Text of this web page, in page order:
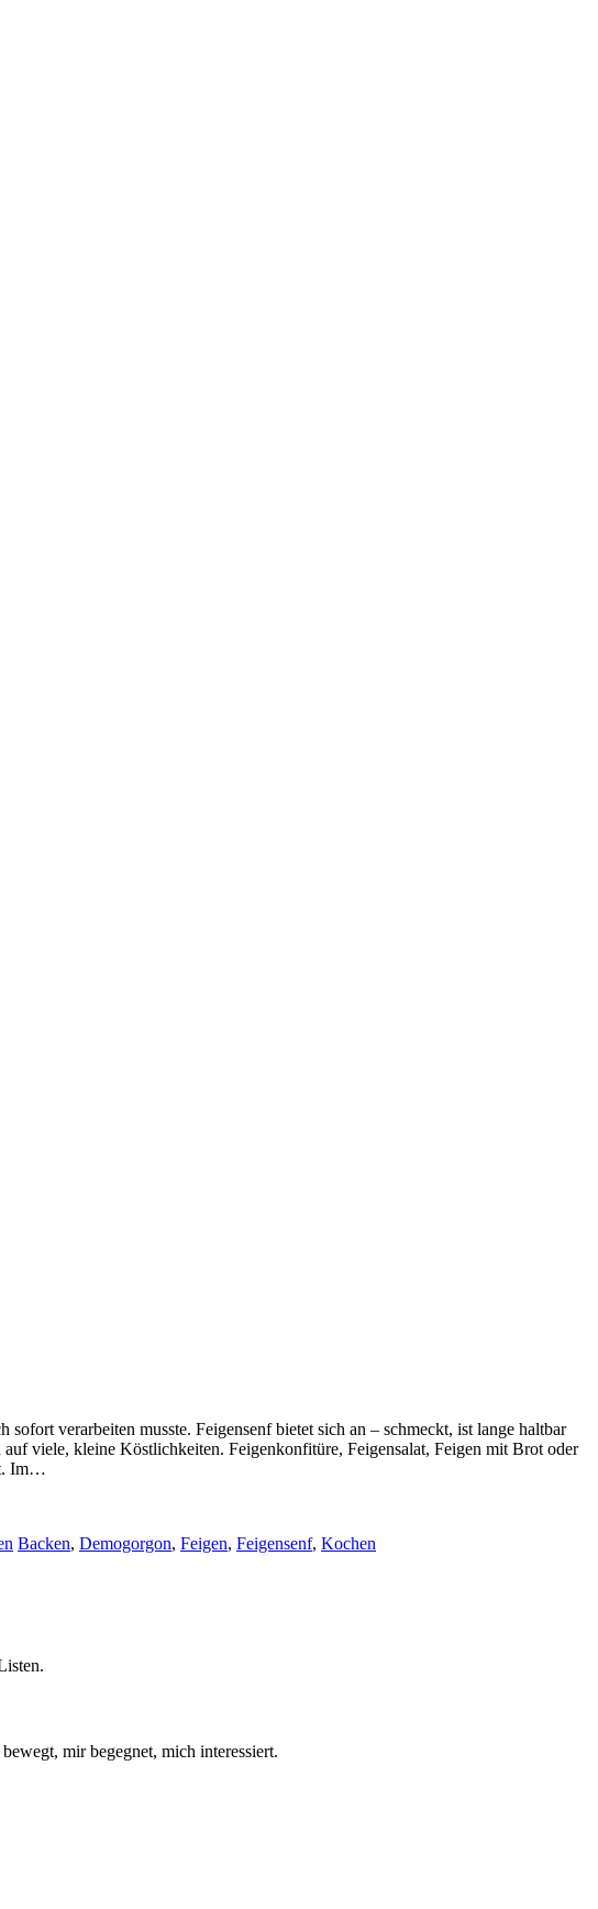
verarbeiten musste. Feigensenf bietet sich an – schmeckt, ist lange haltbar
viele, kleine Köstlichkeiten. Feigenkonfitüre, Feigensalat, Feigen mit Brot oder
Im…
Backen, Demogorgon, Feigen, Feigensenf, Kochen
mir begegnet, mich interessiert.